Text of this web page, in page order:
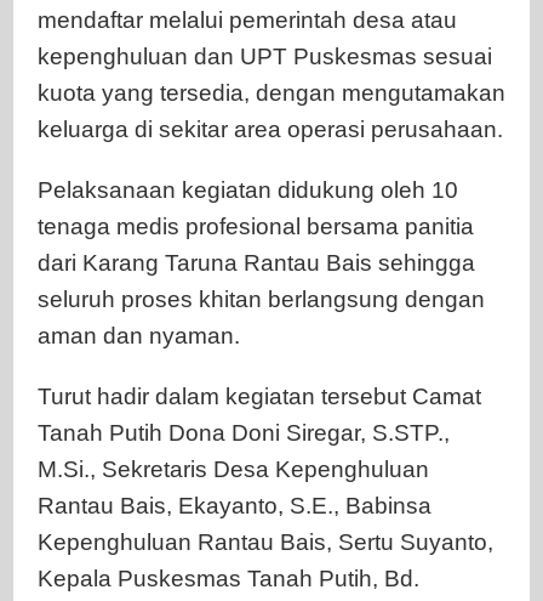
mendaftar melalui pemerintah desa atau
kepenghuluan dan UPT Puskesmas sesuai
kuota yang tersedia, dengan mengutamakan
keluarga di sekitar area operasi perusahaan.
Pelaksanaan kegiatan didukung oleh 10
tenaga medis profesional bersama panitia
dari Karang Taruna Rantau Bais sehingga
seluruh proses khitan berlangsung dengan
aman dan nyaman.
Turut hadir dalam kegiatan tersebut Camat
Tanah Putih Dona Doni Siregar, S.STP.,
M.Si., Sekretaris Desa Kepenghuluan
Rantau Bais, Ekayanto, S.E., Babinsa
Kepenghuluan Rantau Bais, Sertu Suyanto,
Kepala Puskesmas Tanah Putih, Bd.